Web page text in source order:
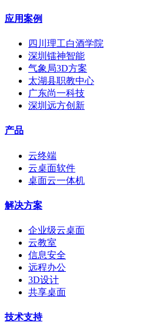
应用案例
四川理工白酒学院
深圳镭神智能
气象局3D方案
太湖县职教中心
广东尚一科技
深圳远方创新
产品
云终端
云桌面软件
桌面云一体机
解决方案
企业级云桌面
云教室
信息安全
远程办公
3D设计
共享桌面
技术支持